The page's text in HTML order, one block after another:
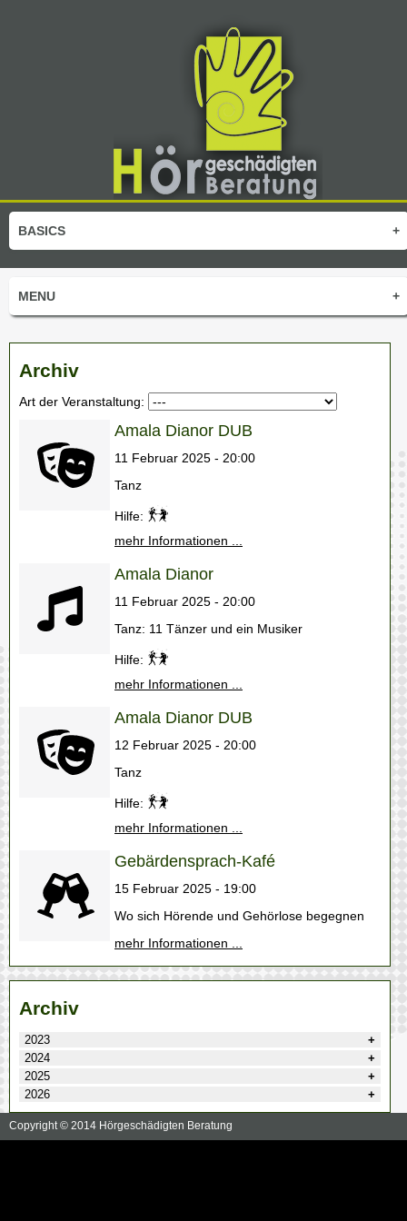
+
BASICS
+
MENU
Archiv
Art der Veranstaltung:
Amala Dianor DUB
11 Februar 2025 - 20:00
Tanz
Hilfe:
mehr Informationen ...
Amala Dianor
11 Februar 2025 - 20:00
Tanz: 11 Tänzer und ein Musiker
Hilfe:
mehr Informationen ...
Amala Dianor DUB
12 Februar 2025 - 20:00
Tanz
Hilfe:
mehr Informationen ...
Gebärdensprach-Kafé
15 Februar 2025 - 19:00
Wo sich Hörende und Gehörlose begegnen
mehr Informationen ...
Archiv
2023
2024
2025
2026
Copyright © 2014 Hörgeschädigten Beratung